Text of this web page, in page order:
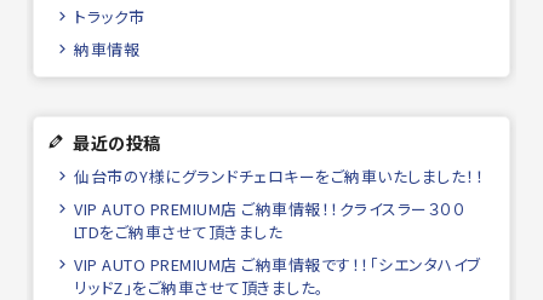
トラック市
納車情報
最近の投稿
仙台市のY様にグランドチェロキーをご納車いたしました！！
VIP AUTO PREMIUM店 ご納車情報！！クライスラー３００
LTDをご納車させて頂きました
VIP AUTO PREMIUM店 ご納車情報です！！「シエンタハイブ
リッドZ」をご納車させて頂きました。